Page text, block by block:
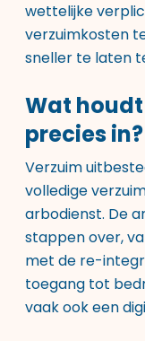
wettelijke
verzuimkosten
sneller te laten
Wat
precies in?
Verzuim
volledige
arbodienst. De
stappen over,
met de re-
toegang tot
vaak ook een